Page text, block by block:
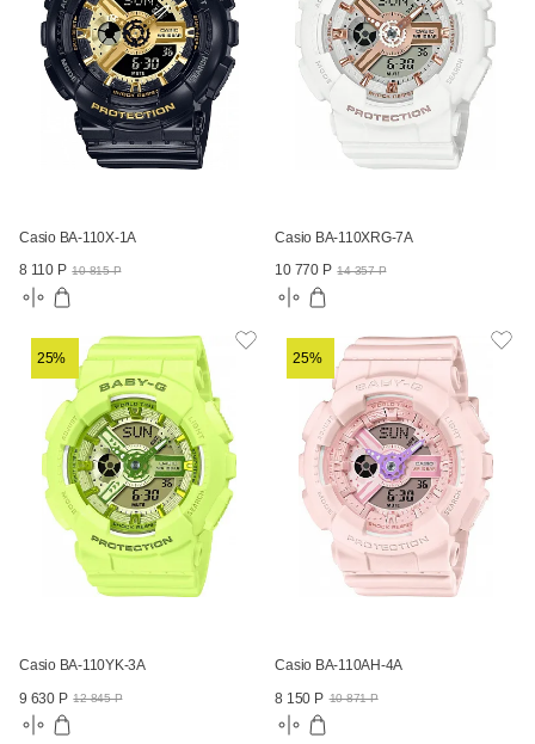
Casio BA-110X-1A
8 110 Р 10 815 Р
Casio BA-110XRG-7A
10 770 Р 14 357 Р
25%
Casio BA-110YK-3A
9 630 Р 12 845 Р
25%
Casio BA-110AH-4A
8 150 Р 10 871 Р